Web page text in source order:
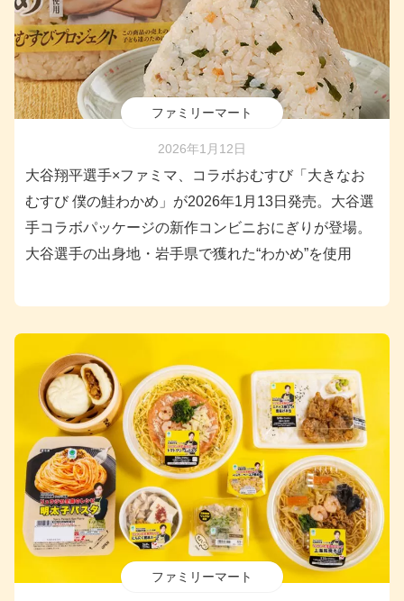
ファミリーマート
2026年1月12日
大谷翔平選手×ファミマ、コラボおむすび「大きなお
むすび 僕の鮭わかめ」が2026年1月13日発売。大谷選
手コラボパッケージの新作コンビニおにぎりが登場。
大谷選手の出身地・岩手県で獲れた“わかめ”を使用
ファミリーマート